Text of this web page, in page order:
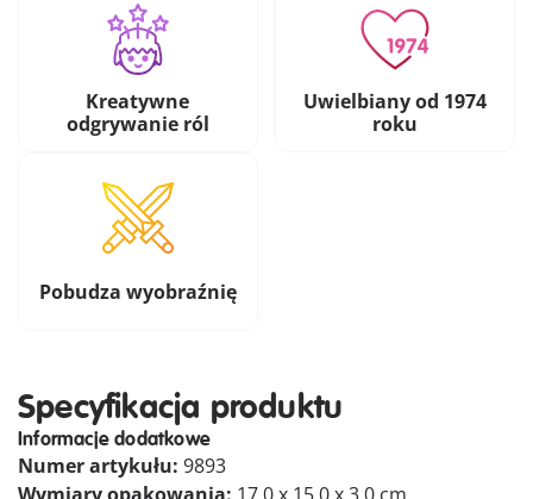
Kreatywne
odgrywanie ról
Uwielbiany od 1974
roku
Pobudza wyobraźnię
Specyfikacja produktu
Informacje dodatkowe
Numer artykułu: 9893